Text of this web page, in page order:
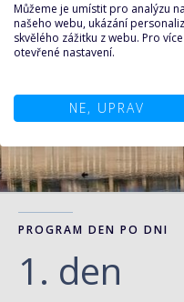
PROGRAM DEN PO DNI
1. den
Můžeme je umístit pro analýzu
našeho webu, ukázání
skvělého zážitku z webu. Pro
otevřené nastavení.
NE, UPRAV